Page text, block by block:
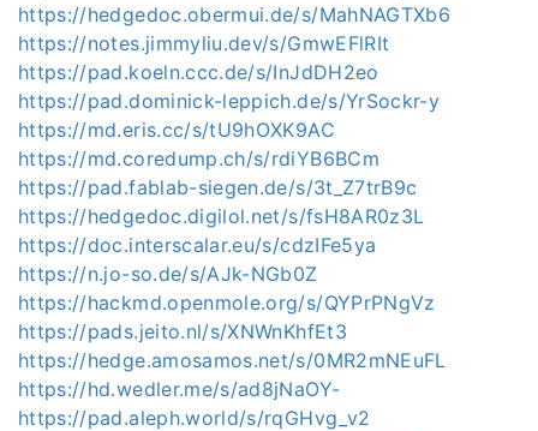
https://hedgedoc.obermui.de/s/MahNAGTXb6
https://notes.jimmyliu.dev/s/GmwEFlRIt
https://pad.koeln.ccc.de/s/InJdDH2eo
https://pad.dominick-leppich.de/s/YrSockr-y
https://md.eris.cc/s/tU9hOXK9AC
https://md.coredump.ch/s/rdiYB6BCm
https://pad.fablab-siegen.de/s/3t_Z7trB9c
https://hedgedoc.digilol.net/s/fsH8AR0z3L
https://doc.interscalar.eu/s/cdzIFe5ya
https://n.jo-so.de/s/AJk-NGb0Z
https://hackmd.openmole.org/s/QYPrPNgVz
https://pads.jeito.nl/s/XNWnKhfEt3
https://hedge.amosamos.net/s/0MR2mNEuFL
https://hd.wedler.me/s/ad8jNaOY-
https://pad.aleph.world/s/rqGHvg_v2